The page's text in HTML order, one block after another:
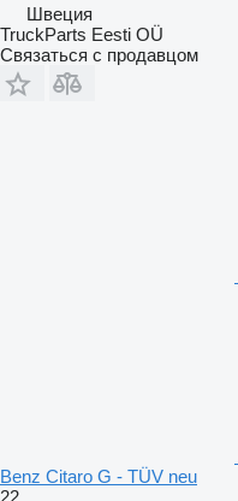
Швеция
TruckParts Eesti OÜ
Связаться с продавцом
Benz Citaro G - TÜV neu
22